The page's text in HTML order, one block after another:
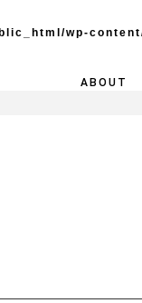
wp-
ABOUT